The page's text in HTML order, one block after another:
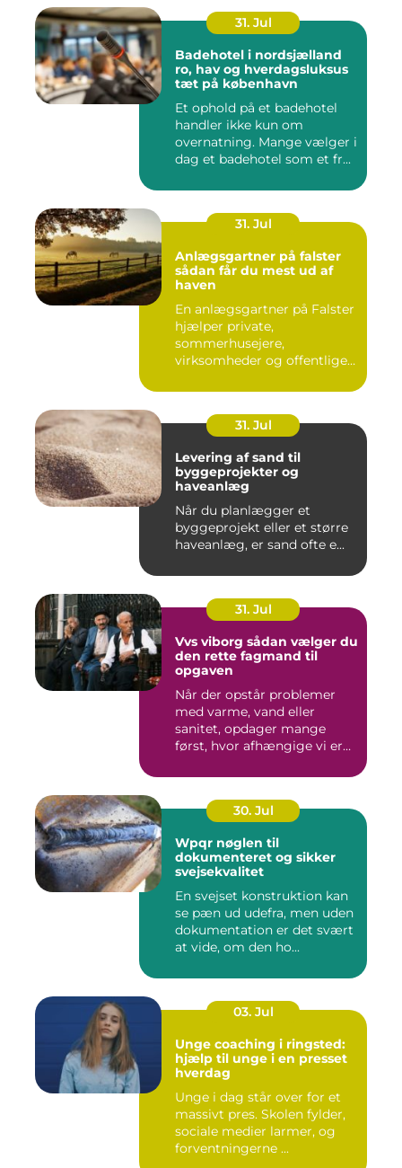
31. Jul
Badehotel i nordsjælland
ro, hav og hverdagsluksus
tæt på københavn
Et ophold på et badehotel
handler ikke kun om
overnatning. Mange vælger i
dag et badehotel som et fr...
31. Jul
Anlægsgartner på falster
sådan får du mest ud af
haven
En anlægsgartner på Falster
hjælper private,
sommerhusejere,
virksomheder og offentlige
31. Jul
Levering af sand til
byggeprojekter og
haveanlæg
Når du planlægger et
byggeprojekt eller et større
haveanlæg, er sand ofte e...
31. Jul
Vvs viborg sådan vælger du
den rette fagmand til
opgaven
Når der opstår problemer
med varme, vand eller
sanitet, opdager mange
først, hvor afhængige vi er
30. Jul
Wpqr nøglen til
dokumenteret og sikker
svejsekvalitet
En svejset konstruktion kan
se pæn ud udefra, men uden
dokumentation er det svært
at vide, om den ho...
03. Jul
Unge coaching i ringsted:
hjælp til unge i en presset
hverdag
Unge i dag står over for et
massivt pres. Skolen fylder,
sociale medier larmer, og
forventningerne ...